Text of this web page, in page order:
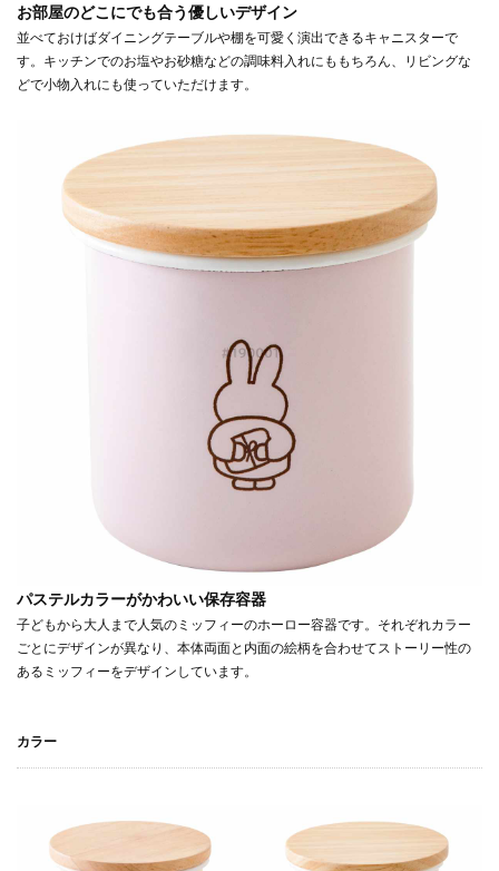
お部屋のどこにでも合う優しいデザイン
並べておけばダイニングテーブルや棚を可愛く演出できるキャニスターで
す。キッチンでのお塩やお砂糖などの調味料入れにももちろん、リビングな
どで小物入れにも使っていただけます。
パステルカラーがかわいい保存容器
子どもから大人まで人気のミッフィーのホーロー容器です。それぞれカラー
ごとにデザインが異なり、本体両面と内面の絵柄を合わせてストーリー性の
あるミッフィーをデザインしています。
カラー